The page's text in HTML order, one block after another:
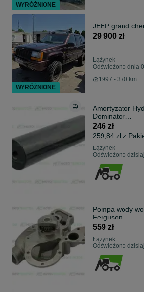
29 900 zł
Łążynek
Odświeżono dnia
1997 - 370 km
Amortyzator
Dominator
246 zł
259,84 zł z
Łążynek
Odświeżono
Pompa wody
Ferguson
559 zł
Łążynek
Odświeżono
WYRÓŻNIONE
WYRÓŻNIONE